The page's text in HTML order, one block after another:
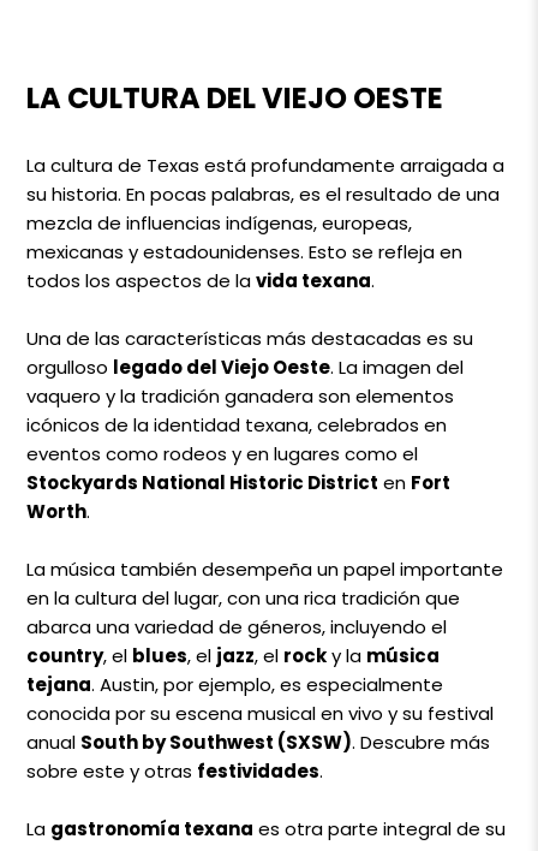
LA CULTURA DEL VIEJO OESTE
La cultura de Texas está profundamente arraigada a
su historia. En pocas palabras, es el resultado de una
mezcla de influencias indígenas, europeas,
mexicanas y estadounidenses. Esto se refleja en
todos los aspectos de lavida texana.
Una de las características más destacadas es su
orgulloso legado del Viejo Oeste. La imagen del
vaquero y la tradición ganadera son elementos
icónicos de la identidad texana, celebrados en
eventos como rodeos y en lugares como el
Stockyards National Historic District en Fort
Worth.
La música también desempeña un papel importante
en la cultura del lugar, con una rica tradición que
abarca una variedad de géneros, incluyendo el
country, el blues, el jazz, el rocky la música
tejana. Austin, por ejemplo, es especialmente
conocida por su escena musical en vivo y su festival
anual South by Southwest (SXSW). Descubre más
sobre este y otras festividades.
La gastronomía texana es otra parte integral de su